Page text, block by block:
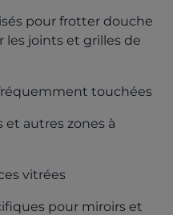
pour frotter douche
les joints et grilles de
touchées
autres zones à
vitrées
pour miroirs et